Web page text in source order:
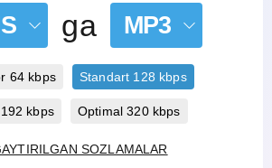
ga MP3
64 kbps Standart 128 kbps
kbps Optimal 320 kbps
SOZLAMALAR